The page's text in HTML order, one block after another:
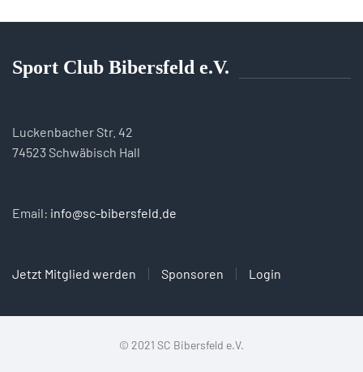
Sport Club Bibersfeld e.V.
Luckenbacher Str. 42
74523 Schwäbisch Hall
Email: info@sc-bibersfeld.de
Jetzt Mitglied werden Sponsoren Login
© 2021 SC Bibersfeld e.V.